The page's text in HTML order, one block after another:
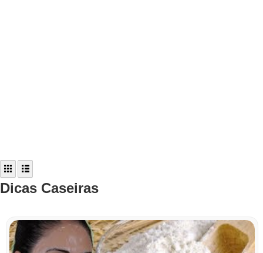
Dicas Caseiras